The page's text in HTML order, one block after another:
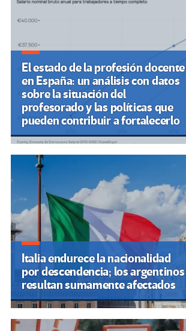
entradas
El estado de la profesión docente
en España: un análisis con datos
sobre la situación del
profesorado y las políticas que
pueden contribuir a fortalecerlo
Italia endurece la nacionalidad
por descendencia; los argentinos
resultan sumamente afectados